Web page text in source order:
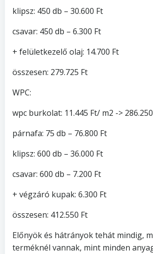
klipsz: 450 db – 30.600 Ft
csavar: 450 db – 6.300 Ft
+ felületkezelő olaj: 14.700 Ft
összesen: 279.725 Ft
WPC:
wpc burkolat: 11.445 Ft/ m2 ->
párnafa: 75 db – 76.800 Ft
klipsz: 600 db – 36.000 Ft
csavar: 600 db – 7.200 Ft
+ végzáró kupak: 6.300 Ft
összesen: 412.550 Ft
Előnyök és hátrányok tehát mindig,
terméknél vannak, mint minden